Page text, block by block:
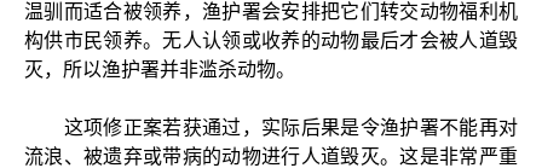
温驯而适合被领养，渔护署会安排把它们转交动物福利机
构供市民领养。无人认领或收养的动物最后才会被人道毁
灭，所以渔护署并非滥杀动物。
这项修正案若获通过，实际后果是令渔护署不能再对
流浪、被遗弃或带病的动物进行人道毁灭。这是非常严重